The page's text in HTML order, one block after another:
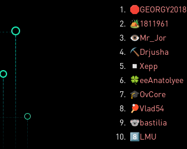
1. 🛑GEORGY2018
2. 🏕️1811961
3. 👁️Mr_Jor
4. ⛏️ Drjusha
5.
◽ Xepp
6. 🍀eeAnatolyee
7. 🎓OvCore
8.
🏓Vlad54
9. 🐨bastilia
10. 8️⃣LMU